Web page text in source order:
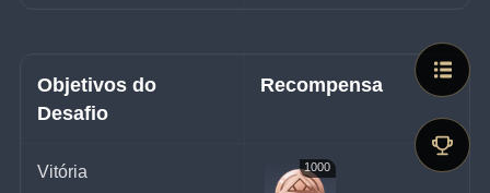
Objetivos do
Desafio
Recompensa
Vitória 1000